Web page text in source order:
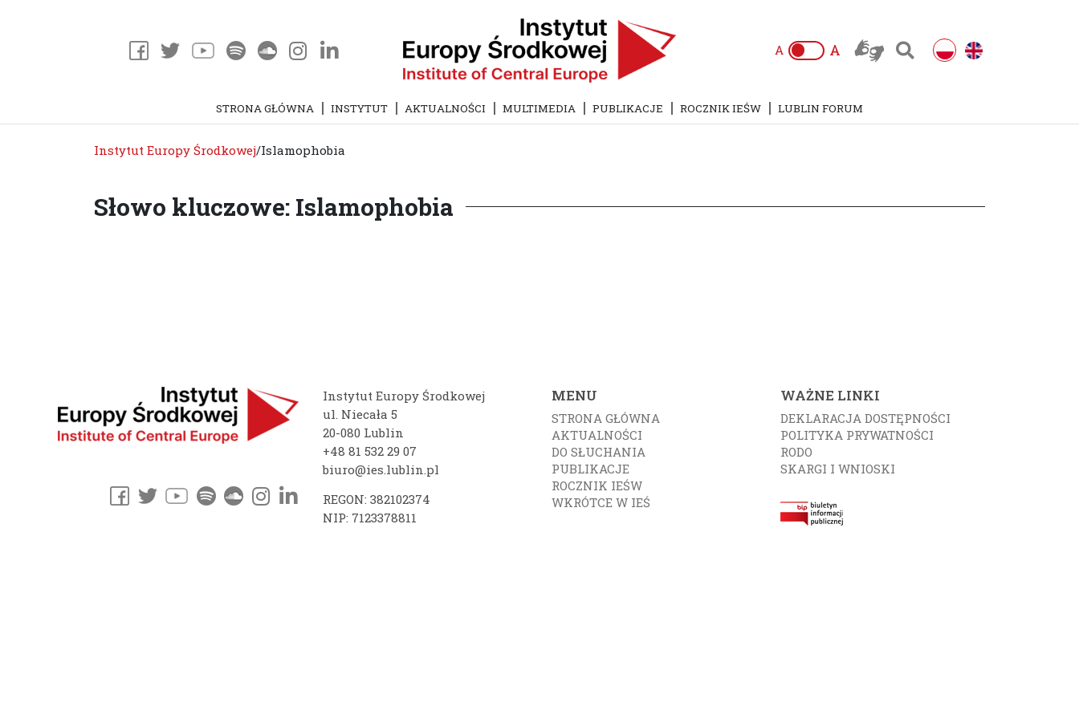
A A
STRONA GŁÓWNA INSTYTUT AKTUALNOŚCI MULTIMEDIA PUBLIKACJE ROCZNIK IEŚW LUBLIN FORUM
Instytut Europy Środkowej/Islamophobia
Słowo kluczowe: Islamophobia
Instytut Europy Środkowej
ul. Niecała 5
20-080 Lublin
+48 81 532 29 07
biuro@ies.lublin.pl
REGON: 382102374
NIP: 7123378811
MENU
STRONA GŁÓWNA
AKTUALNOŚCI
DO SŁUCHANIA
PUBLIKACJE
ROCZNIK IEŚW
WKRÓTCE W IEŚ
WAŻNE LINKI
DEKLARACJA DOSTĘPNOŚCI
POLITYKA PRYWATNOŚCI
RODO
SKARGI I WNIOSKI